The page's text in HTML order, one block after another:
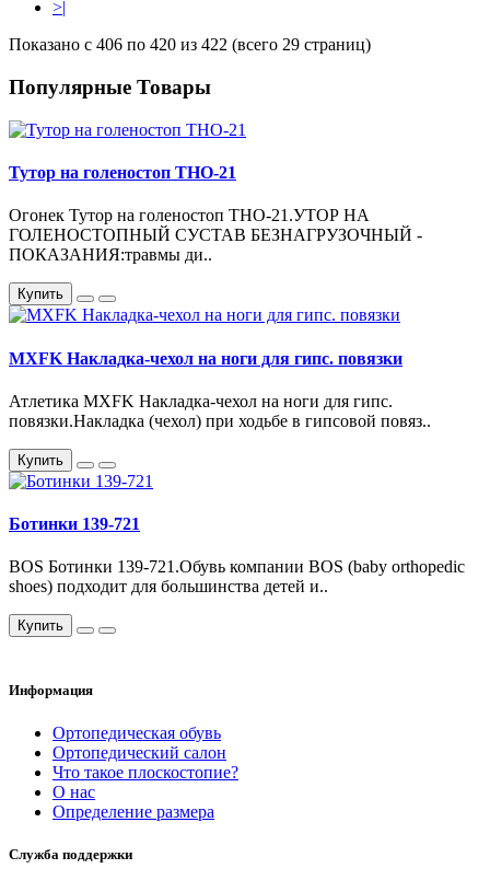
>|
Показано с 406 по 420 из 422 (всего 29 страниц)
Популярные Товары
Тутор на голеностоп ТНО-21
Огонек Тутор на голеностоп ТНО-21.УТОР НА
ГОЛЕНОСТОПНЫЙ СУСТАВ БЕЗНАГРУЗОЧНЫЙ -
ПОКАЗАНИЯ:травмы ди..
Купить
MXFK Накладка-чехол на ноги для гипс. повязки
Атлетика MXFK Накладка-чехол на ноги для гипс.
повязки.Накладка (чехол) при ходьбе в гипсовой повяз..
Купить
Ботинки 139-721
BOS Ботинки 139-721.Обувь компании BOS (baby orthopedic
shoes) подходит для большинства детей и..
Купить
Информация
Ортопедическая обувь
Ортопедический салон
Что такое плоскостопие?
О нас
Определение размера
Служба поддержки